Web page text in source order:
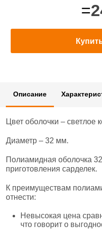
=
Описание
Цвет оболочки – светлое
Диаметр – 32 мм.
Полиамидная оболочка
приготовления сарделек.
К преимуществам
отнести:
Невысокая цена
что говорит о